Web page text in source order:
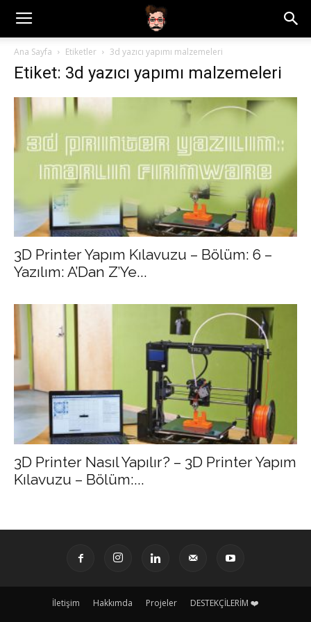
Ana Sayfa Etiketler 3d yazıcı yapımı malzemeleri
Etiket: 3d yazıcı yapımı malzemeleri
3D Printer Yapım Kılavuzu – Bölüm: 6 –
Yazılım: A’Dan Z’Ye...
3D Printer Nasıl Yapılır? – 3D Printer Yapım
Kılavuzu – Bölüm:...
İletişim Hakkımda Projeler DESTEKÇİLERİM ❤️